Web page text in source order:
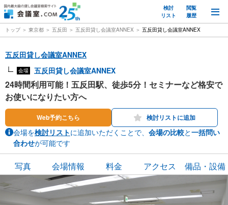
検討
リスト
閲覧
履歴
トップ 東京都 五反田 五反田貸し会議室ANNEX 五反田貸し会議室ANNEX
五反田貸し会議室ANNEX
会場 五反田貸し会議室ANNEX
24時間利用可能！五反田駅、徒歩5分！セミナーなど格安で
お使いになりたい方へ
Web予約こちら 検討リストに追加
会場を検討リストに追加いただくことで、 会場の比較と一括問い
合わせが可能です
写真 会場情報 料金 アクセス 備品・設備